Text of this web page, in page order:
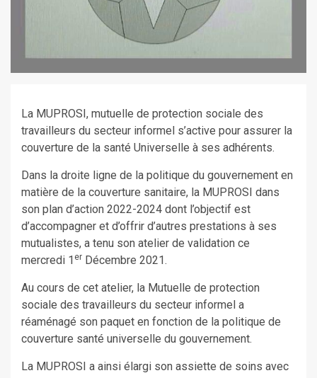
La MUPROSI, mutuelle de protection sociale des
travailleurs du secteur informel s’active pour assurer la
couverture de la santé Universelle à ses adhérents.
Dans la droite ligne de la politique du gouvernement en
matière de la couverture sanitaire, la MUPROSI dans
son plan d’action 2022-2024 dont l’objectif est
d’accompagner et d’offrir d’autres prestations à ses
mutualistes, a tenu son atelier de validation ce
mercredi 1 er Décembre 2021.
Au cours de cet atelier, la Mutuelle de protection
sociale des travailleurs du secteur informel a
réaménagé son paquet en fonction de la politique de
couverture santé universelle du gouvernement.
La MUPROSI a ainsi élargi son assiette de soins avec